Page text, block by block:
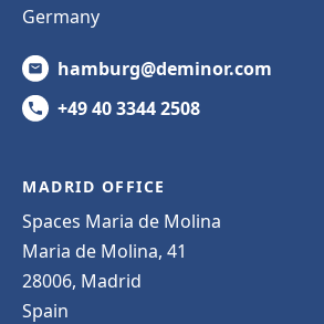
Germany
hamburg@deminor.com
+49 40 3344 2508
MADRID OFFICE
Spaces Maria de Molina
Maria de Molina, 41
28006, Madrid
Spain